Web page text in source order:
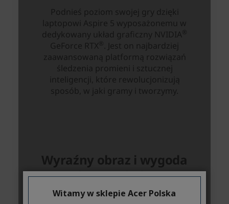
Witamy w sklepie Acer Polska